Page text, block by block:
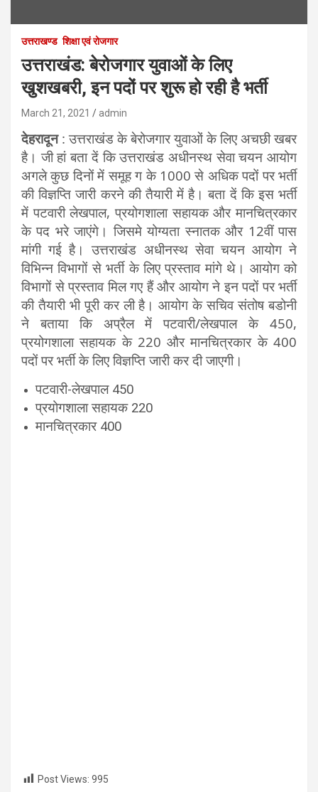
उत्तराखण्ड शिक्षा एवं रोजगार
उत्तराखंड: बेरोजगार युवाओं के लिए
खुशखबरी, इन पदों पर शुरू हो रही है भर्ती
March 21, 2021 admin
देहरादून: उत्तराखंड के बेरोजगार युवाओं के लिए अचछी खबर
है। जी हां बता दें कि उत्तराखंड अधीनस्थ सेवा चयन आयोग
अगले कुछ दिनों में समूह ग के 1000 से अधिक पदों पर भर्ती
की विज्ञप्ति जारी करने की तैयारी में है। बता दें कि इस भर्ती
में पटवारी लेखपाल, प्रयोगशाला सहायक और मानचित्रकार
के पद भरे जाएंगे। जिसमे योग्यता स्नातक और 12वीं पास
मांगी गई है। उत्तराखंड अधीनस्थ सेवा चयन आयोग ने
विभिन्न विभागों से भर्ती के लिए प्रस्ताव मांगे थे। आयोग को
विभागों से प्रस्ताव मिल गए हैं और आयोग ने इन पदों पर भर्ती
की तैयारी भी पूरी कर ली है। आयोग के सचिव संतोष बडोनी
ने बताया कि अप्रैल में पटवारी/लेखपाल के 450,
प्रयोगशाला सहायक के 220 और मानचित्रकार के 400
पदों पर भर्ती के लिए विज्ञप्ति जारी कर दी जाएगी।
पटवारी-लेखपाल 450
प्रयोगशाला सहायक 220
मानचित्रकार 400
Post Views: 995